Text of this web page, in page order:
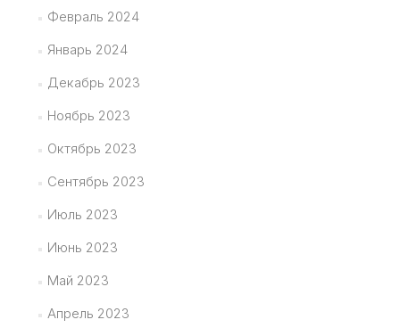
Февраль 2024
Январь 2024
Декабрь 2023
Ноябрь 2023
Октябрь 2023
Сентябрь 2023
Июль 2023
Июнь 2023
Май 2023
Апрель 2023